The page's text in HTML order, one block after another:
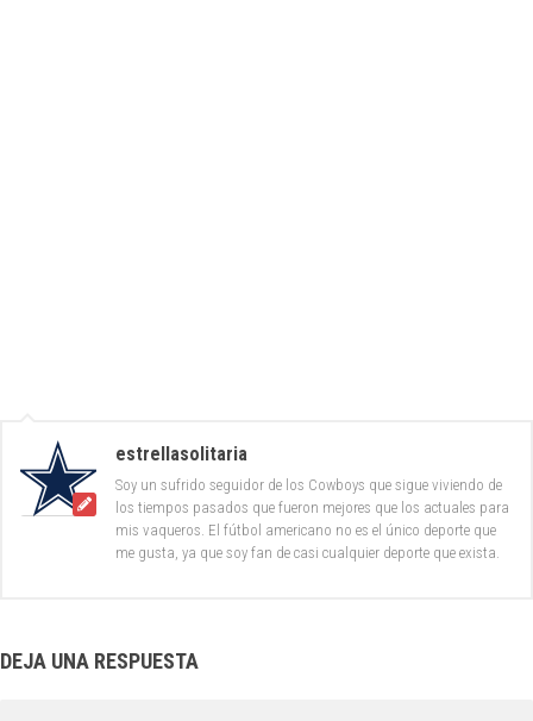
estrellasolitaria
Soy un sufrido seguidor de los Cowboys que sigue viviendo de
los tiempos pasados que fueron mejores que los actuales para
mis vaqueros. El fútbol americano no es el único deporte que
me gusta, ya que soy fan de casi cualquier deporte que exista.
DEJA UNA RESPUESTA